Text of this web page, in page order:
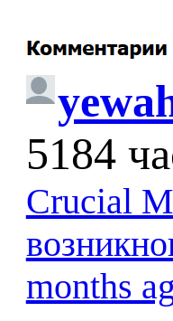
5184
Crucial
months